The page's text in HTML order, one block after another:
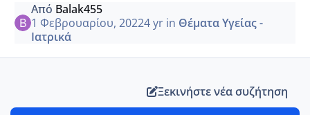
Από Balak455
1 Φεβρουαρίου, 20224 yrin Θέματα Υγείας -
Ιατρικά
Ξεκινήστε νέα συζήτηση